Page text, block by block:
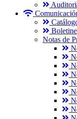
Notas de